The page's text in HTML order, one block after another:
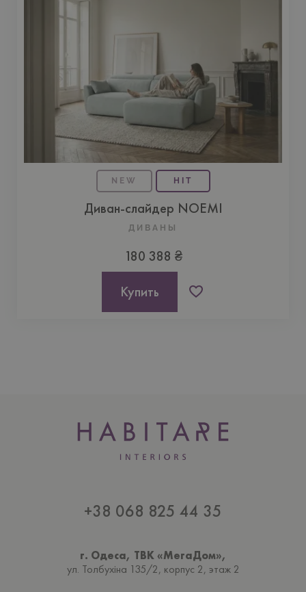
NEW HIT
Диван-слайдер NOEMI
ДИВАНЫ
180 388 ₴
Купить
+38 068 825 44 35
г. Одеса, ТВК «МегаДом»,
ул. Толбухiна 135/2, корпус 2, этаж 2